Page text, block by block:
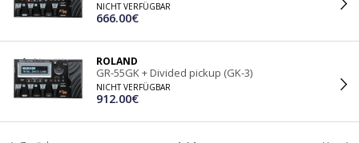
NICHT VERFÜGBAR
666.00€
ROLAND
GR-55GK + Divided pickup (GK-3)
NICHT VERFÜGBAR
912.00€